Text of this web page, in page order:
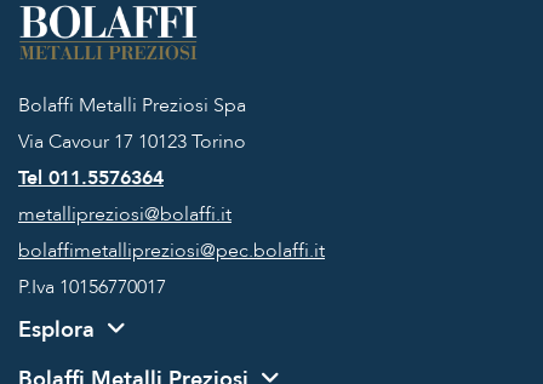
Bolaffi Metalli Preziosi Spa
Via Cavour 17 10123 Torino
Tel 011.5576364
metallipreziosi@bolaffi.it
bolaffimetallipreziosi@pec.bolaffi.it
P.Iva 10156770017
Esplora